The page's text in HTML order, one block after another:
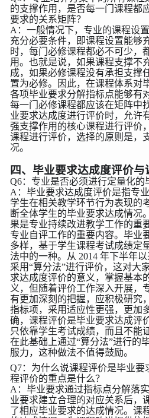
的支撑作用，是否每一门课程都
要求的关系矩阵？
A：一般情况下，专业的课程设
充分必要条件，即课程设置能够
时，每门必修课程都必不可少，
用。也就是说，如果课程支撑不
成，如果必修课程没有承担支撑
置为必修。因此，在课程体系对
各项毕业要求分解指标点能够有
每一门必修课程都应该在矩阵中
业要求达成度进行评价时，允许
强支撑作用的核心课程进行评价
课程进行评价，选择的原则是，
况。
四、毕业要求达成度评价与
Q6：专业是否必须进行定量化的
A：毕业要求达成度评价是指专
学生在相关教学环节行为表现的
断全体学生的毕业要求达成情况
果是专业持续改进教学工作的重
专业自评工作的重要内容。毕业
多样，基于学生课程考试成绩定
法中的一种。从 2014 年下半年
采用“算分法”进行评价，这对大
求达成度评价的意义，掌握基本
义，但随着评价工作深入开展，
有更加深刻的把握，应积极研究
指标项，采用适应性更强，更加
确，课程评价是毕业要求达成评
只依靠学生考试成绩，而且不能
在此基础上通过“算分法”进行的
服力，这种做法不值得鼓励。
Q7：为什么说课程评价是毕业
程评价的重点是什么？
A：毕业要求通过指标点分解落
业要求建立合理的对应关系后，
了相应毕业要求的达成情况。课